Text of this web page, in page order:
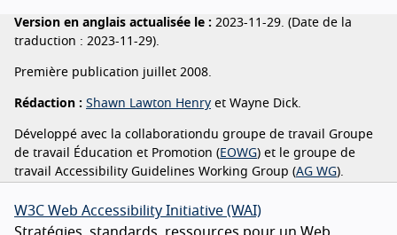
Version en anglais actualisée le : 2023-11-29. (Date de la
traduction : 2023-11-29).
Première publication juillet 2008.
Rédaction : Shawn Lawton Henry et Wayne Dick.
Développé avec la collaborationdu groupe de travail Groupe
de travail Éducation et Promotion (EOWG) et le groupe de
travail Accessibility Guidelines Working Group (AG WG).
W3C Web Accessibility Initiative (WAI)
Stratégies, standards, ressources pour un Web